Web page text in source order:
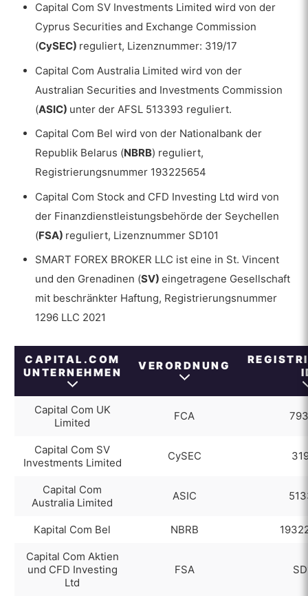
TradingView
Besondere Merkmale, die Sie auf Capital.com
finden können
Bargeld-Rabatte
TradingView
Social Trading – Copy Trading
Vorteile
Nachteile
Kundenbetreuung
Sprachen
Kundenbetreuung
Forschung und Bildung
Forschung
Bildung
Vorteile
Nachteile
Capital Com SV Investments Limited wird von der
Cyprus Securities and Exchange Commission
(CySEC) reguliert, Lizenznummer: 319/17
Capital Com Australia Limited wird von der
Australian Securities and Investments Commission
(ASIC) unter der AFSL 513393 reguliert.
Capital Com Bel wird von der Nationalbank der
Republik Belarus (NBRB) reguliert,
Registrierungsnummer 193225654
Capital Com Stock and CFD Investing Ltd wird von
der Finanzdienstleistungsbehörde der Seychellen
(FSA) reguliert, Lizenznummer SD101
SMART FOREX BROKER LLC ist eine in St. Vincent
und den Grenadinen (SV)eingetragene Gesellschaft
mit beschränkter Haftung, Registrierungsnummer
1296 LLC 2021
CAPITAL.COM
UNTERNEHMEN
VERORDNUNG
Capital Com UK
Limited
FCA
Capital Com SV
Investments Limited
CySEC
Capital Com
Australia Limited
ASIC
Kapital Com Bel NBRB
Capital Com Aktien
und CFD Investing
Ltd
FSA